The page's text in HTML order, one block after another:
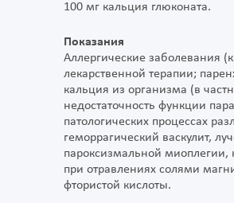
100 мг кальция глюконата.
Показания
Аллергические заболевания
лекарственной терапии;
кальция из организма (в
недостаточность функции
патологических процессах
геморрагический васкулит,
пароксизмальной миоплегии,
при отравлениях солями
фтористой кислоты.